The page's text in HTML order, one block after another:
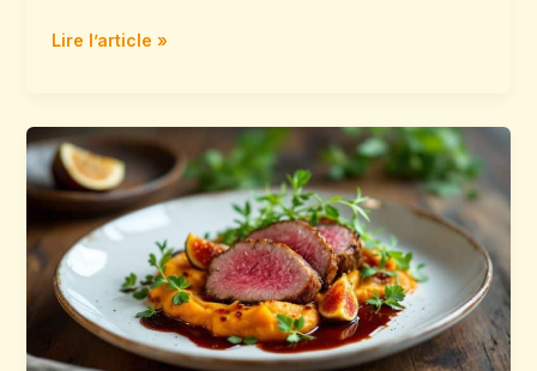
Lire l’article »
Magret
de
canard
accompagnement
idées
originales
savoureuses